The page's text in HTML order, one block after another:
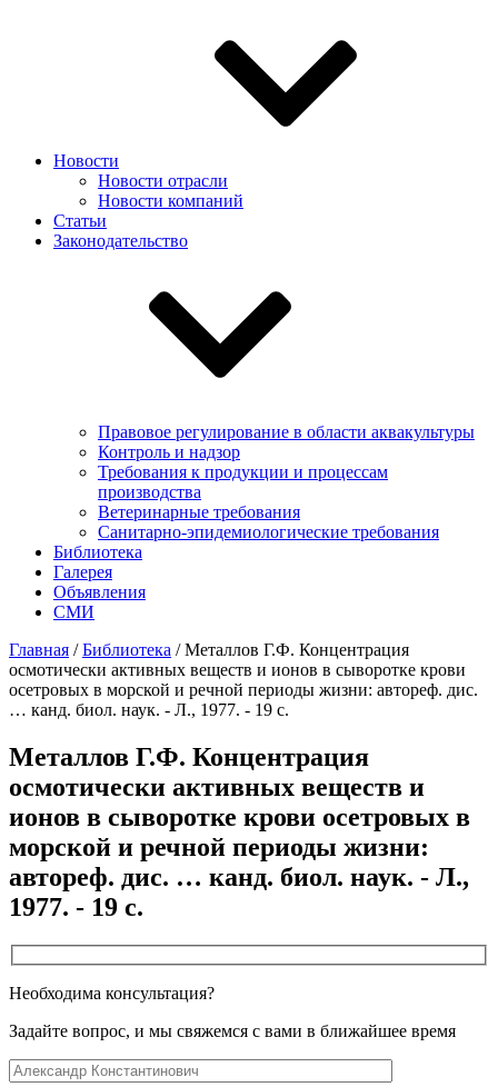
Новости
Новости отрасли
Новости компаний
Статьи
Законодательство
Правовое регулирование в области аквакультуры
Контроль и надзор
Требования к продукции и процессам
производства
Ветеринарные требования
Санитарно-эпидемиологические требования
Библиотека
Галерея
Объявления
СМИ
Главная /Библиотека /Металлов Г.Ф. Концентрация
осмотически активных веществ и ионов в сыворотке крови
осетровых в морской и речной периоды жизни: автореф. дис.
… канд. биол. наук. - Л., 1977. - 19 с.
Металлов Г.Ф. Концентрация
осмотически активных веществ и
ионов в сыворотке крови осетровых в
морской и речной периоды жизни:
автореф. дис. … канд. биол. наук. - Л.,
1977. - 19 с.
Необходима консультация?
Задайте вопрос, и мы свяжемся с вами в ближайшее время